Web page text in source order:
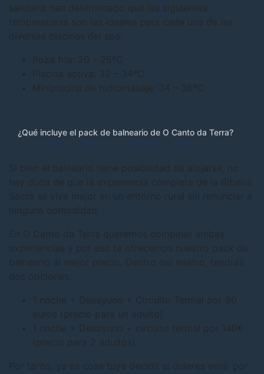
sanitaria han determinado que las siguientes
temperaturas son las ideales para cada una de las
diversas piscinas del spa:
Poza fría: 20 – 25ºC
Piscina activa: 32 – 34ºC
Minipiscina de hidromasaje: 34 – 36ºC
¿Qué incluye el pack de balneario de O Canto da Terra?
Si bien el balneario tiene posibilidad de alojarse, no
hay duda de que la experiencia completa de la Ribeira
Sacra se vive mejor en un entorno rural sin renunciar a
ninguna comodidad.
En O Canto da Terra queremos combinar ambas
experiencias y por eso te ofrecemos nuestro pack de
balneario al mejor precio. Dentro del mismo, tendrás
dos opciones:
1 noche + Desayuno + Circuito Termal por 90
euros (precio para un adulto)
1 noche + Desayuno + circuito termal por 140€
(precio para 2 adultos)
Por tanto, ya es cosa tuya decidir si quieres venir por